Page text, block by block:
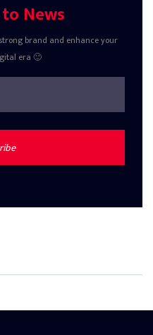
News
brand and enhance your
era 🙂